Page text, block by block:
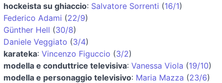
hockeista su ghiaccio: Salvatore Sorrenti (16/1)
Federico Adami (22/9)
Günther Hell (30/8)
Daniele Veggiato (3/4)
karateka: Vincenzo Figuccio (3/2)
modella e conduttrice televisiva: Vanessa Viola (19/10)
modella e personaggio televisivo: Maria Mazza (23/6)